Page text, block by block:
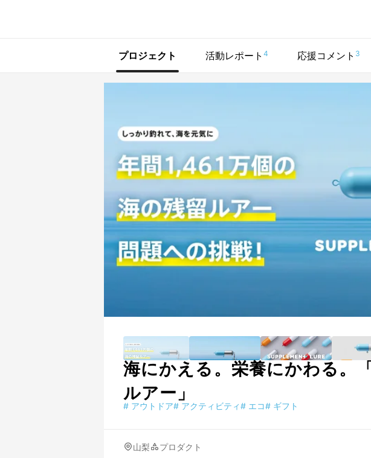
プロジェクト 活動レポート 4 応援コメント 3
海にかえる。栄養にかわる。
ルアー」
# アウトドア# アクティビティ# エコ# ギフト
山梨 プロダクト